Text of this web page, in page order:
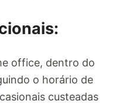
office, dentro do
o horário de
custeadas